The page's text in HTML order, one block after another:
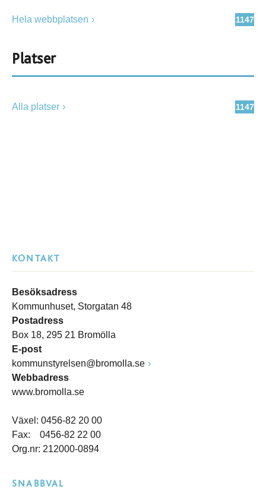
1147
Hela webbplatsen
Platser
1147
Alla platser
KONTAKT
Besöksadress
Kommunhuset, Storgatan 48
Postadress
Box 18, 295 21 Bromölla
E-post
kommunstyrelsen@bromolla.se
Webbadress
www.bromolla.se
Växel: 0456-82 20 00
Fax: 0456-82 22 00
Org.nr: 212000-0894
SNABBVAL